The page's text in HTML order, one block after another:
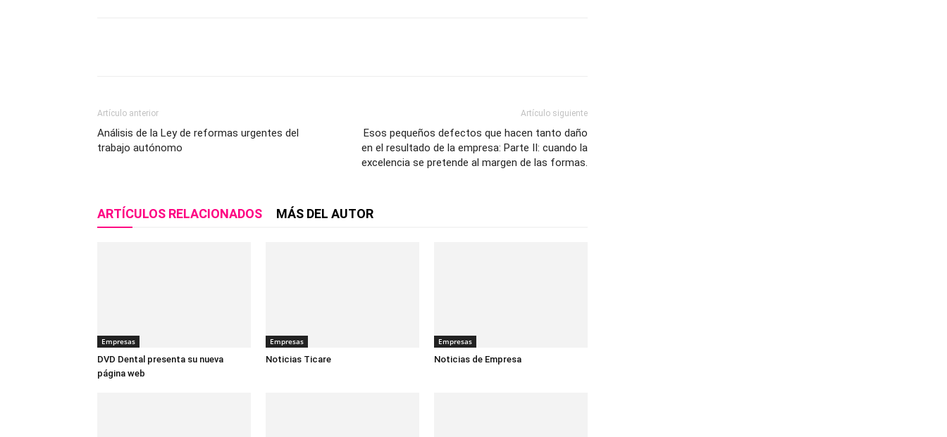
Artículo anterior
Análisis de la Ley de reformas urgentes del
trabajo autónomo
Artículo siguiente
Esos pequeños defectos que hacen tanto daño
en el resultado de la empresa: Parte II: cuando la
excelencia se pretende al margen de las formas.
ARTÍCULOS RELACIONADOS MÁS DEL AUTOR
Empresas
DVD Dental presenta su nueva
página web
Empresas
Noticias Ticare
Empresas
Noticias de Empresa